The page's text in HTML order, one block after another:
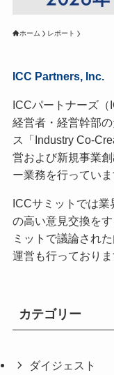
ホーム レポート
ICC Partners, Inc.
ICCパートナーズ（
経営者・経営幹部
ス「Industry Co-
営および新規事業
ー業務を行っていま
ICCサミットでは
の高い意見交換を
ミットで議論され
運営も行っておりま
カテゴリー
ダイジェスト